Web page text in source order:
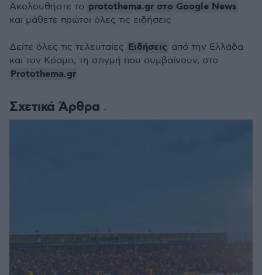
Σχετικά Άρθρα
Ακολουθήστε το protothema.gr στο Google News
και μάθετε πρώτοι όλες τις ειδήσεις
Δείτε όλες τις τελευταίες Ειδήσεις από την Ελλάδα
και τον Κόσμο, τη στιγμή που συμβαίνουν, στο
Protothema.gr